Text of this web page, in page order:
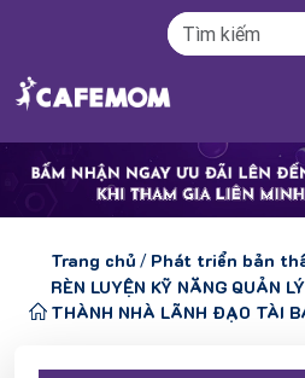
Trang chủ / Phát triển bản
RÈN LUYỆN KỸ NĂNG QUẢN
THÀNH NHÀ LÃNH ĐẠO TÀI